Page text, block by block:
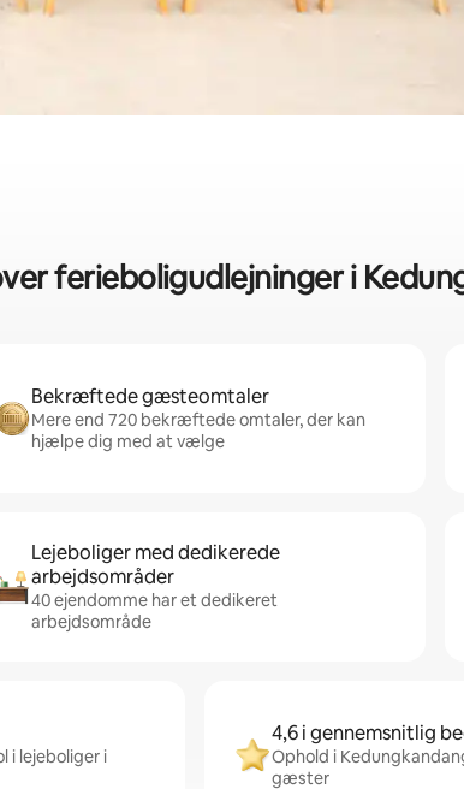
ferieboligudlejninger i
Bekræftede gæsteomtaler
Mere end 720 bekræftede omtaler, der kan
hjælpe dig med at vælge
Lejeboliger med dedikerede
arbejdsområder
40 ejendomme har et dedikeret
arbejdsområde
i lejeboliger i
4,6 i gennemsnitlig
Ophold i
gæster